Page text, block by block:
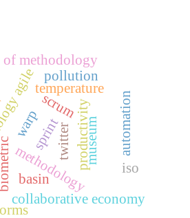
scrum
sprint
agile
warp productivity
of methodology
methodology
museum
collaborative economy
twitter automation
basin
temperature
iso
pollution